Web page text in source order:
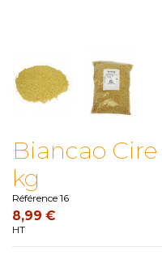
Biancao
kg
Référence 16
8,99 €
HT